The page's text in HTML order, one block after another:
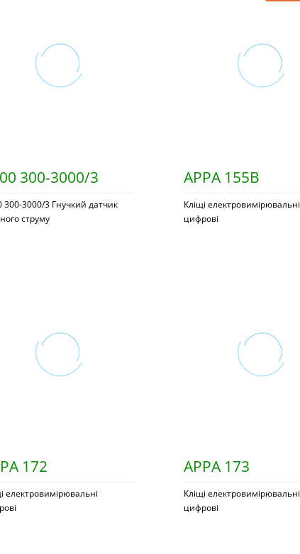
300-3000/3
300-3000/3 Гнучкий датчик
струму
APPA 155B
Кліщі електровимірювальні
цифрові
172
електровимірювальні
APPA 173
Кліщі електровимірювальні
цифрові